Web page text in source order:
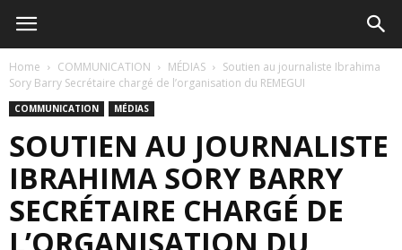
Home COMMUNICATION MÉDIAS
Soutien au journaliste Ibrahima
Sory Barry Secrétaire chargé de l’organisation du REMEGUI
COMMUNICATION MÉDIAS
SOUTIEN AU JOURNALISTE
IBRAHIMA SORY BARRY
SECRÉTAIRE CHARGÉ DE